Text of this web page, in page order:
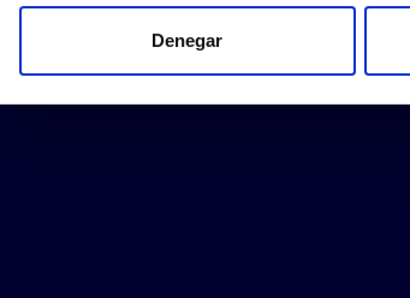
Denegar